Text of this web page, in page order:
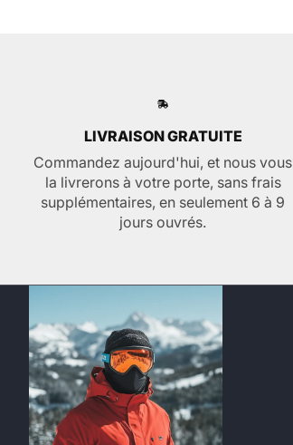
LIVRAISON GRATUITE
Commandez aujourd'hui, et nous vous
la livrerons à votre porte, sans frais
supplémentaires, en seulement 6 à 9
jours ouvrés.